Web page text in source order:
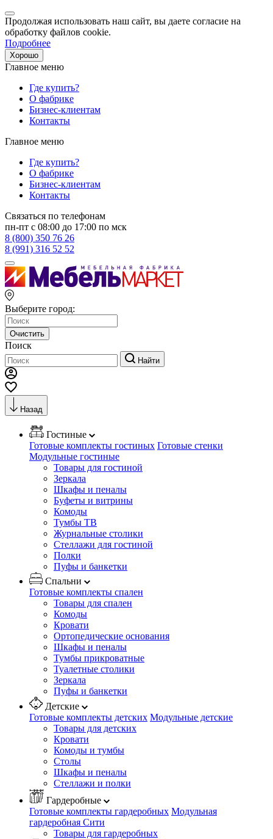
Продолжая использовать наш сайт, вы даете согласие на
обработку файлов cookie.
Подробнее
Хорошо
Главное меню
Где купить?
О фабрике
Бизнес-клиентам
Контакты
Главное меню
Где купить?
О фабрике
Бизнес-клиентам
Контакты
Связаться по телефонам
пн-пт с 08:00 до 17:00 по мск
8 (800) 350 76 26
8 (991) 316 52 52
Выберите город:
Очистить
Поиск
Найти
Назад
Гостиные
Готовые комплекты гостиных Готовые стенки
Модульные гостиные
Товары для гостиной
Зеркала
Шкафы и пеналы
Буфеты и витрины
Комоды
Тумбы ТВ
Журнальные столики
Стеллажи для гостиной
Полки
Пуфы и банкетки
Спальни
Готовые комплекты спален
Товары для спален
Комоды
Кровати
Ортопедические основания
Шкафы и пеналы
Тумбы прикроватные
Туалетные столики
Зеркала
Пуфы и банкетки
Детские
Готовые комплекты детских Модульные детские
Товары для детских
Кровати
Комоды и тумбы
Столы
Шкафы и пеналы
Стеллажи и полки
Гардеробные
Готовые комплекты гардеробных Модульная
гардеробная Сити
Товары для гардеробных